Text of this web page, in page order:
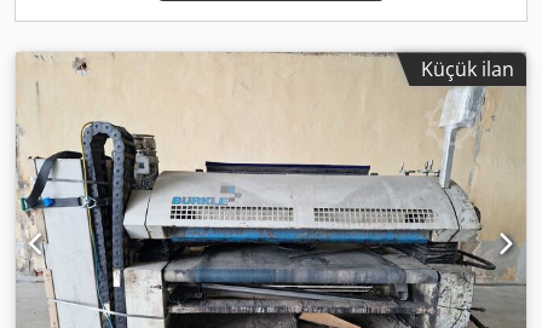
Küçük ilan